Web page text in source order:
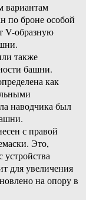
вариантам
по броне особой
V-образную
также
башни.
как
наводчика был
с правой
Это,
устройства
для увеличения
на опору в